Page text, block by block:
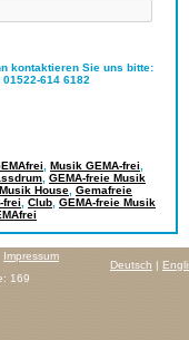
kontaktieren Sie uns bitte:
614 6182
Musik GEMA-frei
GEMA-freie Musik
House Gemafreie
frei Club GEMA-freie Musik
Deutsch |
Impressum
169